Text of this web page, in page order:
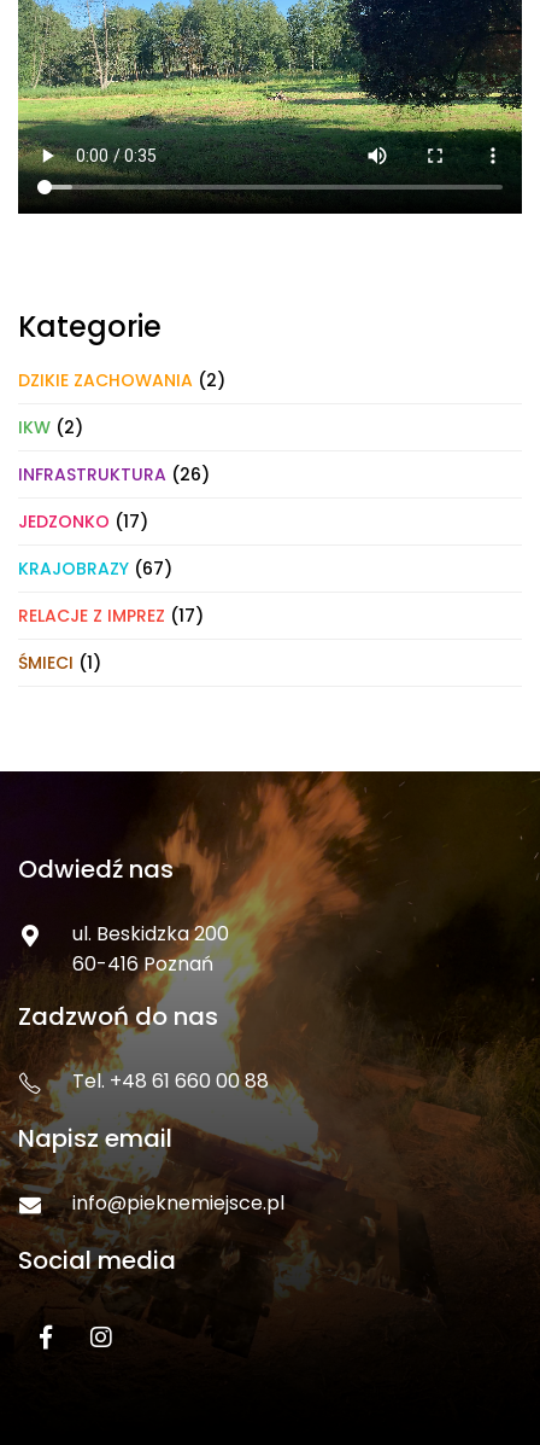
Kategorie
DZIKIE ZACHOWANIA (2)
IKW (2)
INFRASTRUKTURA (26)
JEDZONKO (17)
KRAJOBRAZY (67)
RELACJE Z IMPREZ (17)
ŚMIECI (1)
Odwiedź nas
ul. Beskidzka 200
60-416 Poznań
Zadzwoń do nas
Tel. +48 61 660 00 88
Napisz email
info@pieknemiejsce.pl
Social media